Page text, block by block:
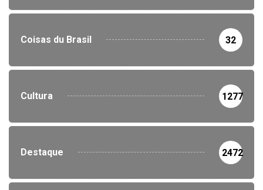
Coisas du Brasil 32
Cultura 1277
Destaque 2472